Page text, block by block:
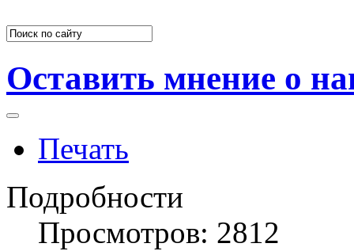
Оставить мнение о
Печать
Подробности
Просмотров: 2812